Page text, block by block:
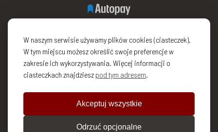
W naszym serwisie używamy plików cookies (ciasteczek).
W tym miejscu możesz określić swoje preferencje w
zakresie ich wykorzystywania. Więcej informacji o
ciasteczkach znajdziesz pod tym adresem.
Akceptuj wszystkie
Odrzuć opcjonalne